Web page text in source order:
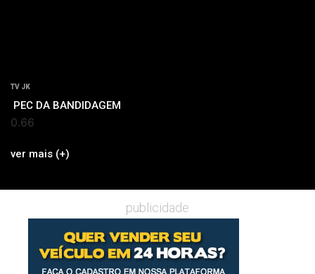
TV JK
PEC DA BANDIDAGEM
ver mais (+)
publicidade